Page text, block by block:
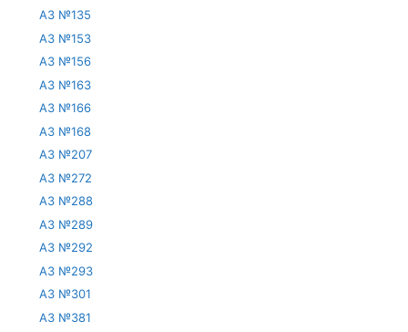
АЗ №135
АЗ №153
АЗ №156
АЗ №163
АЗ №166
АЗ №168
АЗ №207
АЗ №272
АЗ №288
АЗ №289
АЗ №292
АЗ №293
АЗ №301
АЗ №381